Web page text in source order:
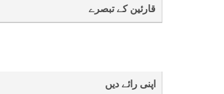
قارئین کے تبصرے
اپنی رائے دیں